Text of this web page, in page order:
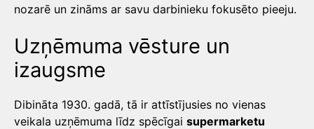
nozarē un zināms ar savu darbinieku fokusēto pieeju.
Uzņēmuma vēsture un
izaugsme
Dibināta 1930. gadā, tā ir attīstījusies no vienas
veikala uzņēmuma līdz spēcīgai supermarketu